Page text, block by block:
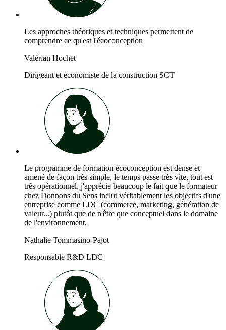
Les approches théoriques et techniques permettent de
comprendre ce qu'est l'écoconception
Valérian Hochet
Dirigeant et économiste de la construction SCT
Le programme de formation écoconception est dense et
amené de façon très simple, le temps passe très vite, tout est
très opérationnel, j'apprécie beaucoup le fait que le formateur
chez Donnons du Sens inclut véritablement les objectifs d'une
entreprise comme LDC (commerce, marketing, génération de
valeur...) plutôt que de n'être que conceptuel dans le domaine
de l'environnement.
Nathalie Tommasino-Pajot
Responsable R&D LDC